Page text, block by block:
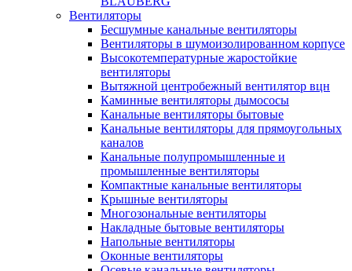
Вентиляторы
Бесшумные канальные вентиляторы
Вентиляторы в шумоизолированном корпусе
Высокотемпературные жаростойкие
вентиляторы
Вытяжной центробежный вентилятор вцн
Каминные вентиляторы дымососы
Канальные вентиляторы бытовые
Канальные вентиляторы для прямоугольных
каналов
Канальные полупромышленные и
промышленные вентиляторы
Компактные канальные вентиляторы
Крышные вентиляторы
Многозональные вентиляторы
Накладные бытовые вентиляторы
Напольные вентиляторы
Оконные вентиляторы